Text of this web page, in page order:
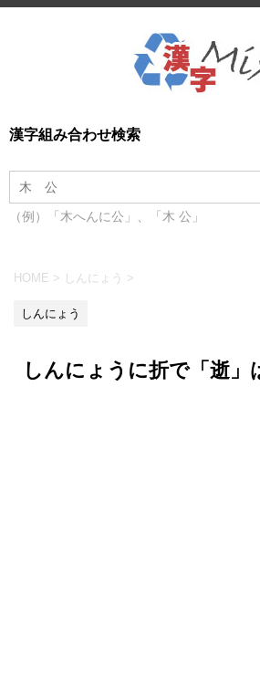
漢字組み合わせ検索
（例）「木へんに公」、「木 公」
HOME > しんにょう >
しんにょう
しんにょうに折で「逝」